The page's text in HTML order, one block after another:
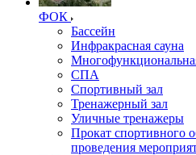
ФОК
Бассейн
Инфракрасная сауна
СПА
Спортивный зал
Тренажерный зал
Уличные тренажеры
Прокат спортивного
проведения